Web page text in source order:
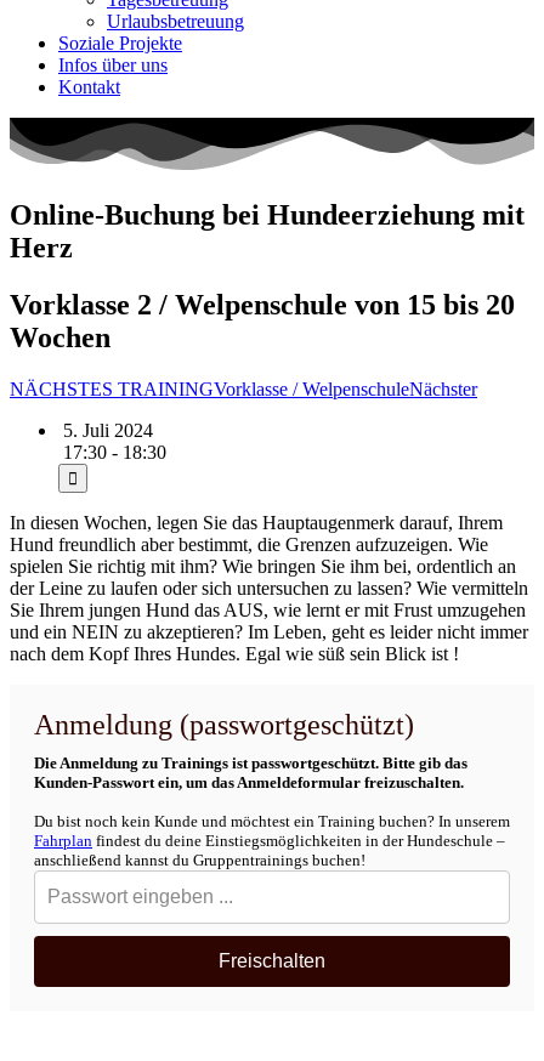
Urlaubsbetreuung
Soziale Projekte
Infos über uns
Kontakt
Online-Buchung bei Hundeerziehung mit
Herz
Vorklasse 2 / Welpenschule von 15 bis 20
Wochen
NÄCHSTES TRAININGVorklasse / WelpenschuleNächster
5. Juli 2024
17:30 - 18:30
In diesen Wochen, legen Sie das Hauptaugenmerk darauf, Ihrem
Hund freundlich aber bestimmt, die Grenzen aufzuzeigen. Wie
spielen Sie richtig mit ihm? Wie bringen Sie ihm bei, ordentlich an
der Leine zu laufen oder sich untersuchen zu lassen? Wie vermitteln
Sie Ihrem jungen Hund das AUS, wie lernt er mit Frust umzugehen
und ein NEIN zu akzeptieren? Im Leben, geht es leider nicht immer
nach dem Kopf Ihres Hundes. Egal wie süß sein Blick ist !
Anmeldung (passwortgeschützt)
Die Anmeldung zu Trainings ist passwortgeschützt. Bitte gib das
Kunden-Passwort ein, um das Anmeldeformular freizuschalten.
Du bist noch kein Kunde und möchtest ein Training buchen? In unserem
Fahrplan findest du deine Einstiegsmöglichkeiten in der Hundeschule –
anschließend kannst du Gruppentrainings buchen!
Freischalten